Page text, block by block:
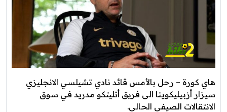
هاي كورة – رحل بالأمس قائد نادي تشيلسي الانجليزي
سيزار أزبيليكويتا الى فريق أتليتكو مدريد في سوق
الانتقالات الصيفي الحالي.